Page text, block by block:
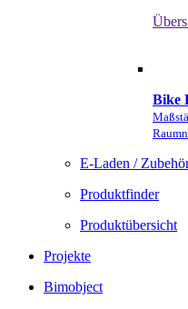
Bike
E-Laden /
Produktfinder
Produktübersicht
Projekte
Bimobject